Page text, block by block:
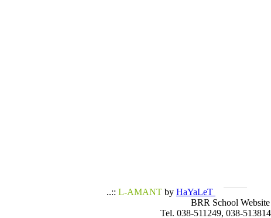
..:: L-AMANT by HaYaLeT
BRR School
Tel. 038-511249, 038-